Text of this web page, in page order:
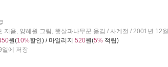
지음, 양혜원 그림, 햇살과나무꾼 옮김 / 사계절 / 2001년 12월
원(10%할인) / 마일리지 520원(5% 적립)
에 저장